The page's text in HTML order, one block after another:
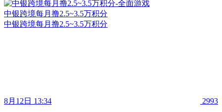
中银跨境每月撸2.5~3.5万积分
中银跨境每月撸2.5~3.5万积分
8月12日 13:34 2993